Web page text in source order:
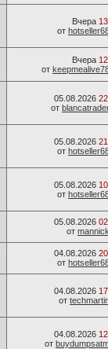
Вчера
от
Вчера
от
05.08.2026
от
05.08.2026
от
05.08.2026
от
05.08.2026
от mannick
04.08.2026
от
04.08.2026
от
04.08.2026
от